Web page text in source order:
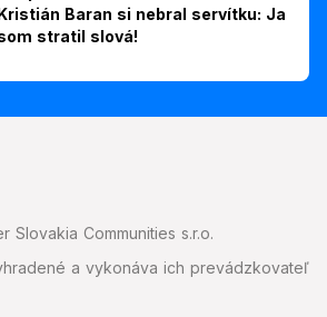
Baran si nebral servítku: Ja
stratil slová!
Slovakia Communities s.r.o.
a vykonáva ich prevádzkovateľ